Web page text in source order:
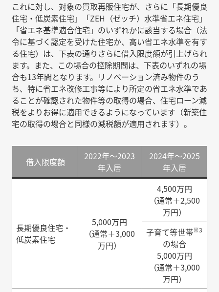
これに対し、対象の買取再販住宅が、さらに「長期優良
住宅・低炭素住宅」「ZEH（ゼッチ）水準省エネ住宅」
「省エネ基準適合住宅」のいずれかに該当する場合（法
令に基づく認定を受けた住宅か、高い省エネ水準を有す
る住宅）は、下表の通りさらに借入限度額が引上げられ
ます。また、この場合の控除期間は、下表のいずれの場
合も13年間となります。リノベーション済み物件のう
ち、特に省エネ改修工事等により所定の省エネ水準であ
ることが確認された物件等の取得の場合、住宅ローン減
税をよりお得に適用できるようになっています（新築住
宅の取得の場合と同様の減税額が適用されます）。
借入限度額
2022年～2023
年入居
2024年～2025
年入居
長期優良住宅・
低炭素住宅
5,000万円
（通常＋3,000
万円）
4,500万円
（通常＋2,500
万円）
子育て等世帯※3
の場合
5,000万円
（通常＋3,000
万円）